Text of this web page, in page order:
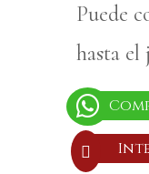
Puede
hasta el